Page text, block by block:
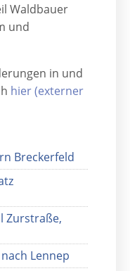
Waldbauer
und
in und
hier (externer
Breckerfeld
Zurstraße,
Lennep